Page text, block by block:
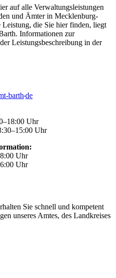
auf alle Verwaltungsleistungen
und Ämter in Mecklenburg-
die Sie hier finden, liegt
Informationen zur
Leistungsbeschreibung in der
barthde
Uhr
Uhr
Uhr
Uhr
Sie schnell und kompetent
unseres Amtes, des Landkreises